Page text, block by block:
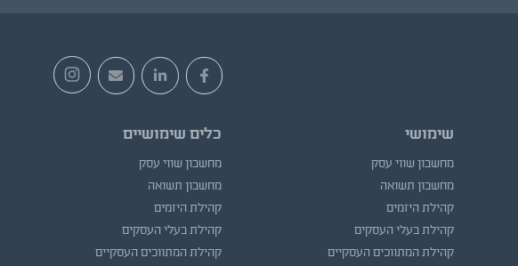
שימושי
מחשבון שווי עסק
מחשבון תשואה
קהילת היזמים
קהילת בעלי העסקים
קהילת המתווכים העסקיים
כלים שימושיים
מחשבון שווי עסק
מחשבון תשואה
קהילת היזמים
קהילת בעלי העסקים
קהילת המתווכים העסקיים